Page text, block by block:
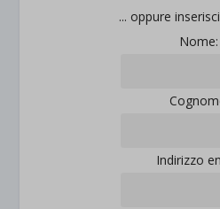
... oppure
Nome:
Indirizzo